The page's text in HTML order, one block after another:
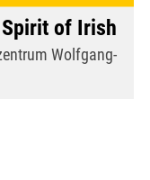
of Irish
Wolfgang-